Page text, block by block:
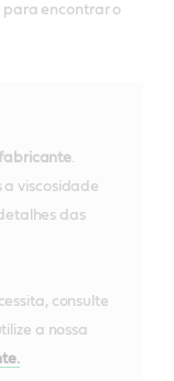
para encontrar o
fabricante
viscosidade
das
consulte
a nossa